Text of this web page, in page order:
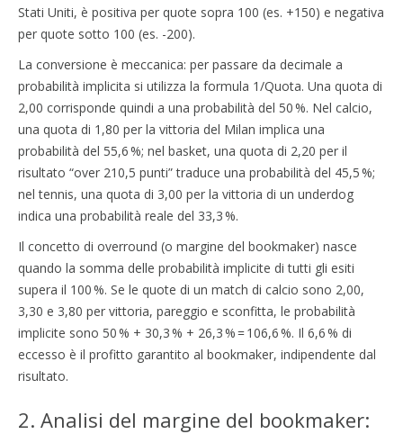
Stati Uniti, è positiva per quote sopra 100 (es. +150) e negativa
per quote sotto 100 (es. -200).
La conversione è meccanica: per passare da decimale a
probabilità implicita si utilizza la formula 1/Quota. Una quota di
2,00 corrisponde quindi a una probabilità del 50 %. Nel calcio,
una quota di 1,80 per la vittoria del Milan implica una
probabilità del 55,6 %; nel basket, una quota di 2,20 per il
risultato “over 210,5 punti” traduce una probabilità del 45,5 %;
nel tennis, una quota di 3,00 per la vittoria di un underdog
indica una probabilità reale del 33,3 %.
Il concetto di overround (o margine del bookmaker) nasce
quando la somma delle probabilità implicite di tutti gli esiti
supera il 100 %. Se le quote di un match di calcio sono 2,00,
3,30 e 3,80 per vittoria, pareggio e sconfitta, le probabilità
implicite sono 50 % + 30,3 % + 26,3 % = 106,6 %. Il 6,6 % di
eccesso è il profitto garantito al bookmaker, indipendente dal
risultato.
2. Analisi del margine del bookmaker: